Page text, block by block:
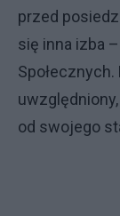
przed
się inna izba
od swojego